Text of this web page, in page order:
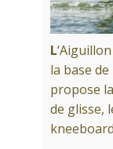
L
la base
propose
de glisse,